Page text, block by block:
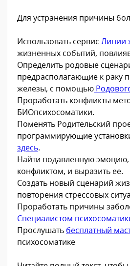
Для устранения причины
Использовать сервис Линии
жизненных событий,
Определить родовые
предрасполагающие к раку
железы, с помощью
Проработать конфликты
БИОпсихосоматики.
Поменять Родительский
программирующие
здесь.
Найти подавленную эмоцию,
конфликтом, и выразить ее.
Создать новый сценарий
повторения стрессовых
Проработать причины
Специалистом
Прослушать бесплатный
психосоматике